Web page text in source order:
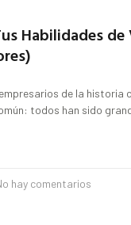
Habilidades de
de la historia
todos han sido
hay comentarios